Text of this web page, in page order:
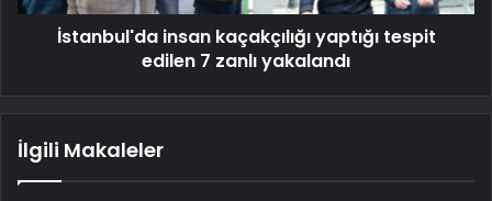
İstanbul'da insan kaçakçılığı yaptığı tespit
edilen 7 zanlı yakalandı
İlgili Makaleler